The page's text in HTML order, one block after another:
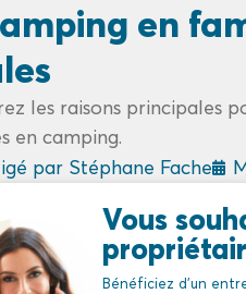
en
les raisons principales
en camping.
par Stéphane Fache
Vous
Bénéficiez d’un